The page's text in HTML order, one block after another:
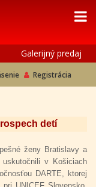
Galerijný predaj
Registrácia
detí
ženy Bratislavy a
v Košiciach
DARTE, ktorej